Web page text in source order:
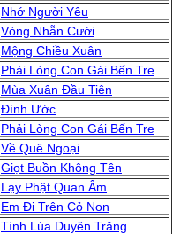
Nhớ Người Yêu
Vòng Nhẫn Cưới
Mộng Chiều Xuân
Phải Lòng Con Gái Bến Tre
Mùa Xuân Đầu Tiên
Đính Ước
Phải Lòng Con Gái Bến Tre
Về Quê Ngoại
Giọt Buồn Không Tên
Lạy Phật Quan Âm
Em Đi Trên Cỏ Non
Tình Lúa Duyên Trăng